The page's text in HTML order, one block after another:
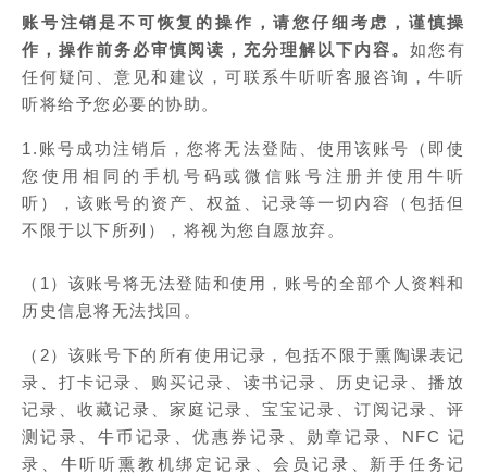
账号注销是不可恢复的操作，请您仔细考虑，谨慎操
作，操作前务必审慎阅读，充分理解以下内容。如您有
任何疑问、意见和建议，可联系牛听听客服咨询，牛听
听将给予您必要的协助。
1.账号成功注销后，您将无法登陆、使用该账号（即使
您使用相同的手机号码或微信账号注册并使用牛听
听），该账号的资产、权益、记录等一切内容（包括但
不限于以下所列），将视为您自愿放弃。
（1）该账号将无法登陆和使用，账号的全部个人资料和
历史信息将无法找回。
（2）该账号下的所有使用记录，包括不限于熏陶课表记
录、打卡记录、购买记录、读书记录、历史记录、播放
记录、收藏记录、家庭记录、宝宝记录、订阅记录、评
测记录、牛币记录、优惠券记录、勋章记录、NFC 记
录、牛听听熏教机绑定记录、会员记录、新手任务记